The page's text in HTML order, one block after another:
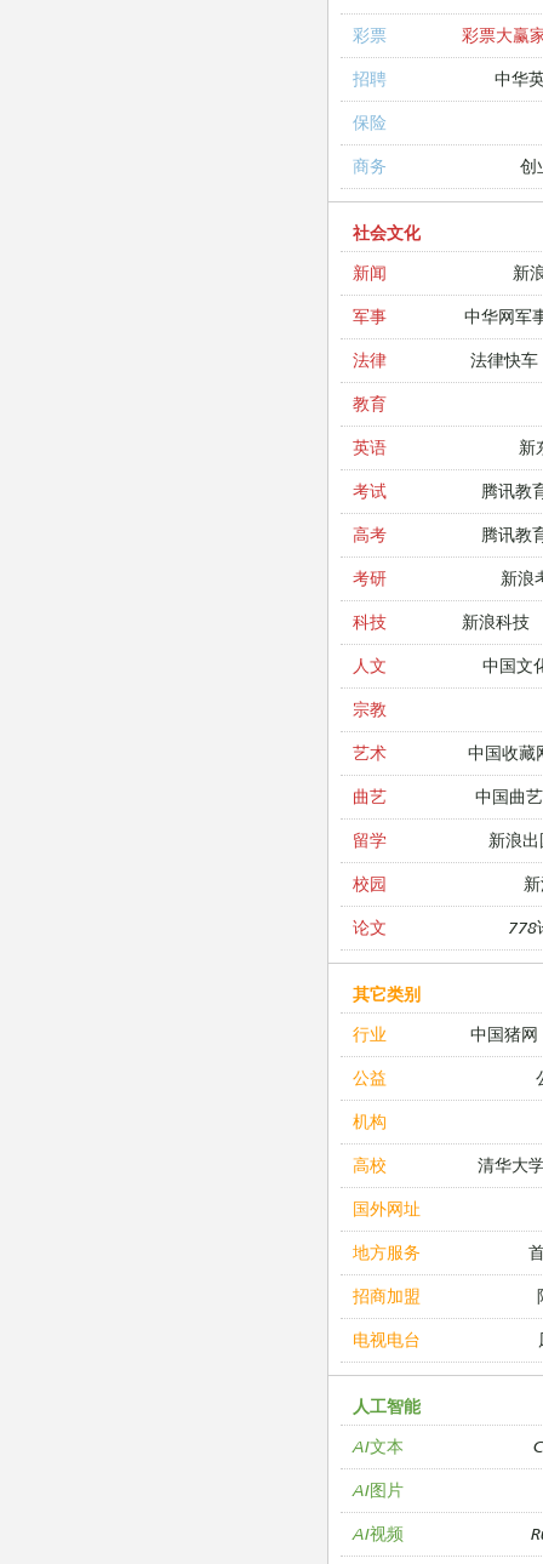
彩票 彩票大赢
招聘 中华
保险
商务 创
社会文化
新闻
新
军事 中华网军
法律 法律快车
教育
英语 新
考试 腾讯教
高考 腾讯教
考研 新浪
科技 新浪科技
人文 中国文
宗教
艺术 中国收藏
曲艺 中国曲
留学 新浪
校园
论文 778
其它类别
行业
中国猪网
公益
机构
高校 清华大
国外网址
地方服务
招商加盟
电视电台
人工智能
AI文本
AI图片
AI视频